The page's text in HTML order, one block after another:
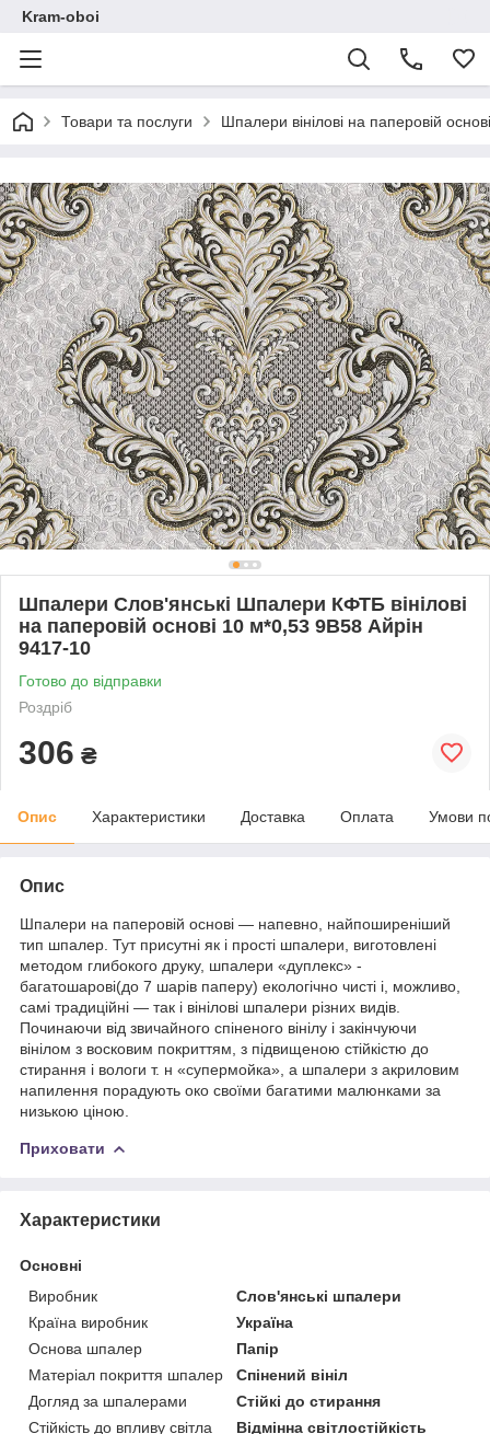
Kram-oboi
Товари та послуги Шпалери вінілові на паперовій
Шпалери Слов'янські Шпалери КФТБ вінілові
на паперовій основі 10 м*0,53 9В58 Айрін
9417-10
Готово до відправки
Роздріб
306 ₴
Опис Характеристики Доставка Оплата Умови
Опис
Шпалери на паперовій основі — напевно, найпоширеніший
тип шпалер. Тут присутні як і прості шпалери, виготовлені
методом глибокого друку, шпалери «дуплекс» -
багатошарові(до 7 шарів паперу) екологічно чисті і, можливо,
самі традиційні — так і вінілові шпалери різних видів.
Починаючи від звичайного спіненого вінілу і закінчуючи
вінілом з восковим покриттям, з підвищеною стійкістю до
стирання і вологи т. н «супермойка», а шпалери з акриловим
напилення порадують око своїми багатими малюнками за
низькою ціною.
Приховати
Характеристики
Основні
Виробник
Слов'янські шпалери
Країна виробник
Україна
Основа шпалер
Папір
Матеріал покриття шпалер
Спінений вініл
Догляд за шпалерами
Стійкі до стирання
Стійкість до впливу світла
Відмінна світлостійкість